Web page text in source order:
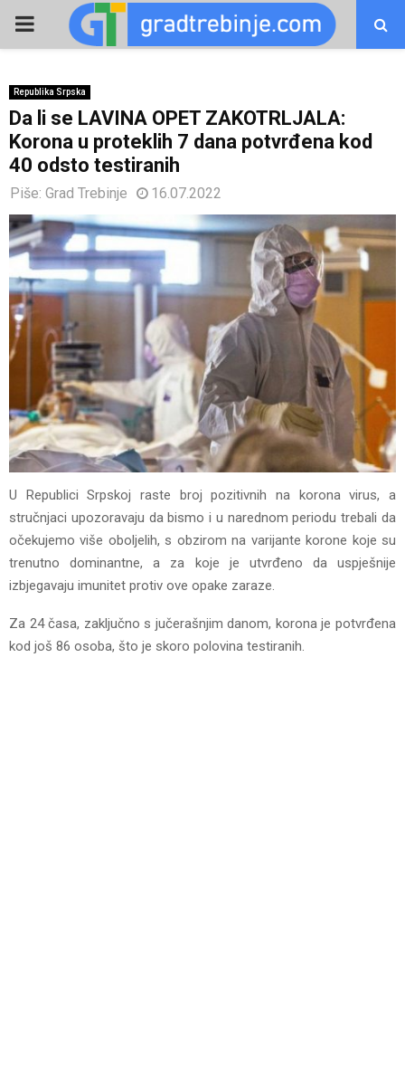
PRIMARY
Republika Srpska
Da li se LAVINA OPET ZAKOTRLJALA:
Korona u proteklih 7 dana potvrđena kod
40 odsto testiranih
Piše: Grad Trebinje 16.07.2022
U Republici Srpskoj raste broj pozitivnih na korona virus, a
stručnjaci upozoravaju da bismo i u narednom periodu trebali da
očekujemo više oboljelih, s obzirom na varijante korone koje su
trenutno dominantne, a za koje je utvrđeno da uspješnije
izbjegavaju imunitet protiv ove opake zaraze.
Za 24 časa, zaključno s jučerašnjim danom, korona je potvrđena
kod još 86 osoba, što je skoro polovina testiranih.